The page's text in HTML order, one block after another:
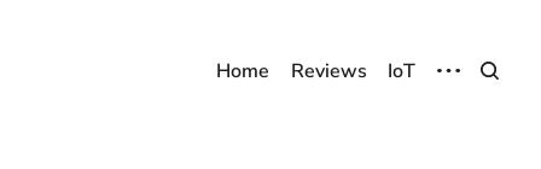
Home Reviews IoT